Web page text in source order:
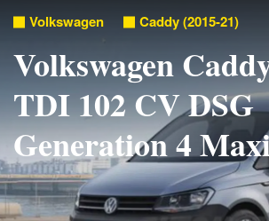
Volkswagen Caddy (2015-21)
Volkswagen
TDI 102 CV DSG
Generation 4